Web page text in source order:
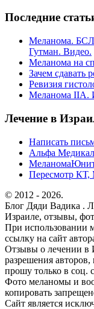
Последние
Меланома.
Гутман. Видео.
Меланома на
Зачем сдавать
Ревизия
Меланома IIА.
Лечение в
Написать
Альфа
Пересмотр
© 2012 - 2026.
Блог Дяди Вадика .
Израиле, отзывы,
При использовании
ссылку на сайт
Отзывы о лечении в
разрешения авторов,
прошу только в соц.
Фото меланомы и
копировать
Сайт является